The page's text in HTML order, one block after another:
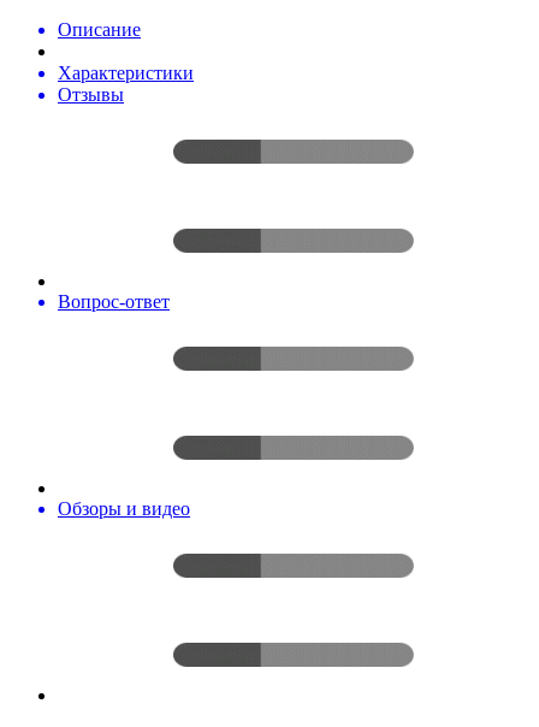
Описание
Характеристики
Отзывы
Вопрос-ответ
Обзоры и видео